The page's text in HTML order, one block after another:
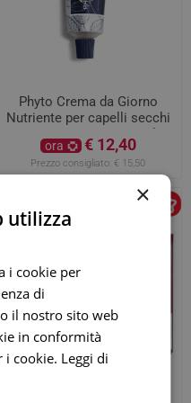
Phyto Crema da Giorno
Nutriente per capelli secchi
ora € 12,40
Prezzo consigliato: € 15,50
×
utilizza
i cookie per
di
il nostro sito web
in conformità
i cookie. Leggi di